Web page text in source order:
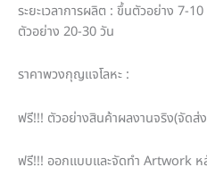
ระยะเวลาการผลิต : ขึ้นตัวอย่าง 7-
ตัวอย่าง 20-30 วัน
ราคาพวงกุญแจโลหะ :
ฟรี!!! ตัวอย่างสินค้าผลงานจริง(จัดส่
ฟรี!!! ออกแบบและจัดทำ Artwork ห